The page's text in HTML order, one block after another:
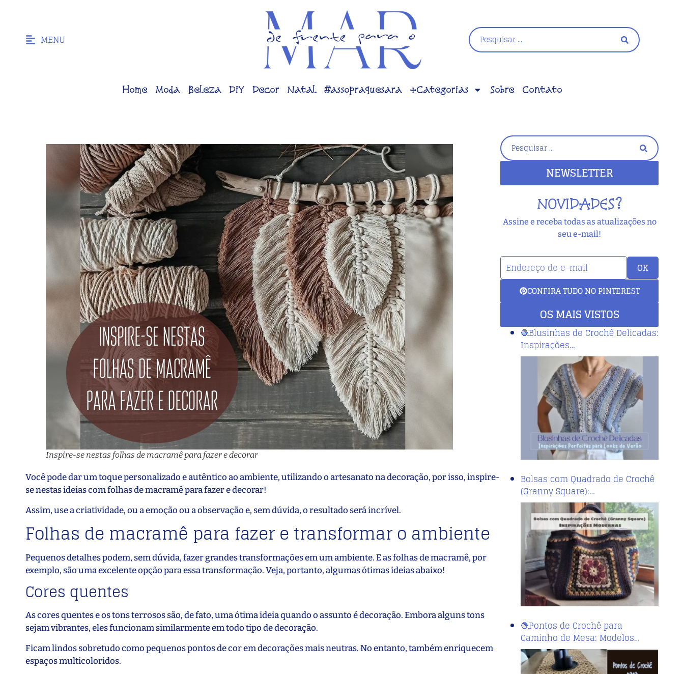
MENU
Home Moda Beleza DiY Decor Natal #assopraquesara +Categorias Sobre Contato
Inspire-se nestas folhas de macramê para fazer e decorar
Você pode dar um toque personalizado e autêntico ao ambiente, utilizando o artesanato na decoração, por isso, inspire-
se nestas ideias com folhas de macramê para fazer e decorar!
Assim, use a criatividade, ou a emoção ou a observação e, sem dúvida, o resultado será incrível.
Folhas de macramê para fazer e transformar o ambiente
Pequenos detalhes podem, sem dúvida, fazer grandes transformações em um ambiente. E as folhas de macramê, por
exemplo, são uma excelente opção para essa transformação. Veja, portanto, algumas ótimas ideias abaixo!
Cores quentes
As cores quentes e os tons terrosos são, de fato, uma ótima ideia quando o assunto é decoração. Embora alguns tons
sejam vibrantes, eles funcionam similarmente em todo tipo de decoração.
Ficam lindos sobretudo como pequenos pontos de cor em decorações mais neutras. No entanto, também enriquecem
espaços multicoloridos.
NEWSLETTER
NOVIDADES?
Assine e receba todas as atualizações no
seu e-mail!
OK
CONFIRA TUDO NO PINTEREST
OS MAIS VISTOS
🧶Blusinhas de Crochê Delicadas:
Inspirações…
Bolsas com Quadrado de Crochê
(Granny Square):…
🧶Pontos de Crochê para
Caminho de Mesa: Modelos…